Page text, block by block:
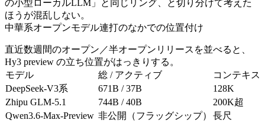
の小型ローカルLLM」と同じリング、と切り分けて考えた
ほうが混乱しない。
中華系オープンモデル連打のなかでの位置付け
直近数週間のオープン／半オープンリリースを並べると、
Hy3 preview の立ち位置がはっきりする。
モデル
総 / アクティブ
コンテキス
DeepSeek-V3系
671B / 37B
128K
Zhipu GLM-5.1
744B / 40B
200K超
Qwen3.6-Max-Preview 非公開（フラッグシップ）
長尺